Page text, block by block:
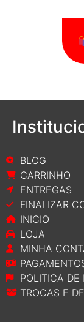
BLOG
CARRINHO
ENTREGAS
FINALIZAR
INICIO
LOJA
MINHA
POLITICA DE
TROCAS E